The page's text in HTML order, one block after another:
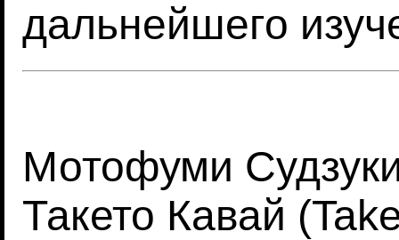
дальнейшего
Мотофуми
Такето Кавай